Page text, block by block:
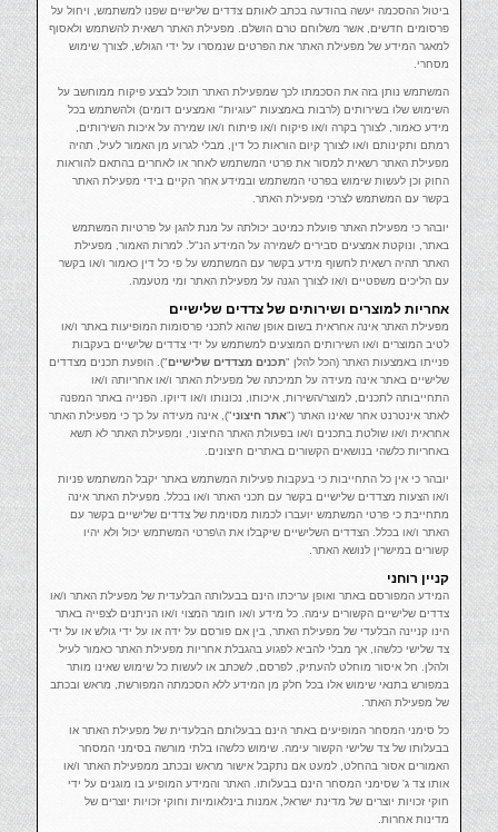
ביטול ההסכמה יעשה בהודעה בכתב לאותם צדדים שלישיים שפנו למשתמש, ויחול על
פרסומים חדשים, אשר משלוחם טרם הושלם. מפעילת האתר רשאית להשתמש ולאסוף
למאגר המידע של מפעילת האתר את הפרטים שנמסרו על ידי הגולש, לצורך שימוש
מסחרי.
המשתמש נותן בזה את הסכמתו לכך שמפעילת האתר תוכל לבצע פיקוח ממוחשב על
השימוש שלו בשירותים (לרבות באמצעות "עוגיות" ואמצעים דומים) ולהשתמש בכל
מידע כאמור, לצורך בקרה ו/או פיקוח ו/או פיתוח ו/או שמירה על איכות השירותים,
רמתם ותקינותם ו/או לצורך קיום הוראות כל דין, מבלי לגרוע מן האמור לעיל, תהיה
מפעילת האתר רשאית למסור את פרטי המשתמש לאחר או לאחרים בהתאם להוראות
החוק וכן לעשות שימוש בפרטי המשתמש ובמידע אחר הקיים בידי מפעילת האתר
בקשר עם המשתמש לצרכי מפעילת האתר.
יובהר כי מפעילת האתר פועלת כמיטב יכולתה על מנת להגן על פרטיות המשתמש
באתר, ונוקטת אמצעים סבירים לשמירה על המידע הנ"ל. למרות האמור, מפעילת
האתר תהיה רשאית לחשוף מידע בקשר עם המשתמש על פי כל דין כאמור ו/או בקשר
עם הליכים משפטיים ו/או לצורך הגנה על מפעילת האתר ומי מטעמה.
אחריות למוצרים ושירותים של צדדים שלישיים
מפעילת האתר אינה אחראית בשום אופן שהוא לתכני פרסומות המופיעות באתר ו/או
לטיב המוצרים ו/או השירותים המוצעים למשתמש על ידי צדדים שלישיים בעקבות
פנייתו באמצעות האתר (הכל להלן "תכנים מצדדים שלישיים"). הופעת תכנים מצדדים
שלישיים באתר אינה מעידה על תמיכתה של מפעילת האתר ו/או אחריותה ו/או
התחייבותה לתכנים, למוצר/השירות, איכותו, נכונותו ו/או דיוקו. הפנייה באתר המפנה
לאתר אינטרנט אחר שאינו האתר ("אתר חיצוני"), אינה מעידה על כך כי מפעילת האתר
אחראית ו/או שולטת בתכנים ו/או בפעולת האתר החיצוני, ומפעילת האתר לא תשא
באחריות כלשהי בנושאים הקשורים באתרים חיצונים.
יובהר כי אין כל התחייבות כי בעקבות פעילות המשתמש באתר יקבל המשתמש פניות
ו/או הצעות מצדדים שלישיים בקשר עם תכני האתר ו/או בכלל. מפעילת האתר אינה
מתחייבת כי פרטי המשתמש יועברו לכמות מסוימת של צדדים שלישיים בקשר עם
האתר ו/או בכלל. הצדדים השלישיים שיקבלו את ה\פרטי המשתמש יכול ולא יהיו
קשורים במישרין לנושא האתר.
קניין רוחני
המידע המפורסם באתר ואופן עריכתו הינם בבעלותה הבלעדית של מפעילת האתר ו/או
צדדים שלישיים הקשורים עימה. כל מידע ו/או חומר המצוי ו/או הניתנים לצפייה באתר
הינו קניינה הבלעדי של מפעילת האתר, בין אם פורסם על ידה או על ידי גולש או על ידי
צד שלישי כלשהו, אך מבלי להביא לפגוע בהגבלת אחריות מפעילת האתר כאמור לעיל
ולהלן. חל איסור מוחלט להעתיק, לפרסם, לשכתב או לעשות כל שימוש שאינו מותר
במפורש בתנאי שימוש אלו בכל חלק מן המידע ללא הסכמתה המפורשת, מראש ובכתב
של מפעילת האתר.
כל סימני המסחר המופיעים באתר הינם בבעלותם הבלעדית של מפעילת האתר או
בבעלותו של צד שלישי הקשור עימה. שימוש כלשהו בלתי מורשה בסימני המסחר
האמורים אסור בהחלט, למעט אם נתקבל אישור מראש ובכתב ממפעילת האתר ו/או
אותו צד ג' שסימני המסחר הינם בבעלותו. האתר והמידע המופיע בו מוגנים על ידי
חוקי זכויות יוצרים של מדינת ישראל, אמנות בינלאומיות וחוקי זכויות יוצרים של
מדינות אחרות.